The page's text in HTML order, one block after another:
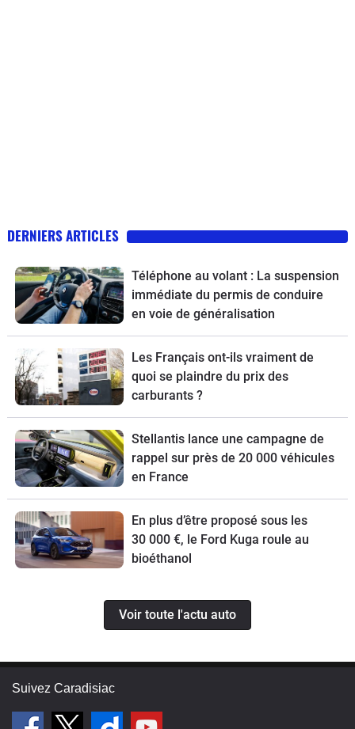
DERNIERS ARTICLES
Téléphone au volant : La suspension
immédiate du permis de conduire
en voie de généralisation
Les Français ont-ils vraiment de
quoi se plaindre du prix des
carburants ?
Stellantis lance une campagne de
rappel sur près de 20 000 véhicules
en France
En plus d’être proposé sous les
30 000 €, le Ford Kuga roule au
bioéthanol
Voir toute l'actu auto
Suivez Caradisiac